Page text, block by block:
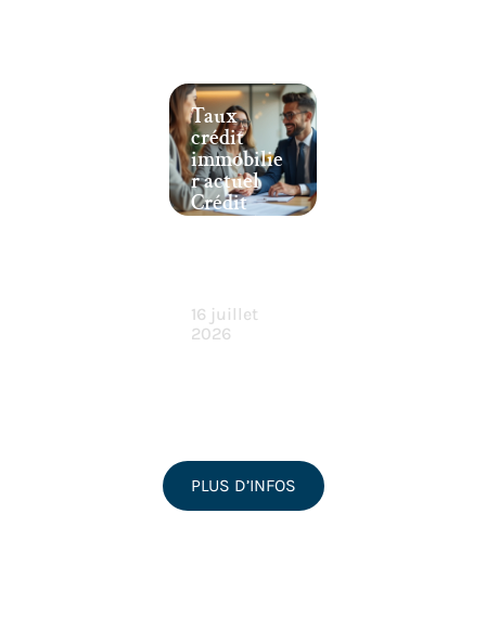
Taux
crédit
immobilie
r actuel
Crédit
Mutuel :
16 juillet
2026
PLUS D’INFOS